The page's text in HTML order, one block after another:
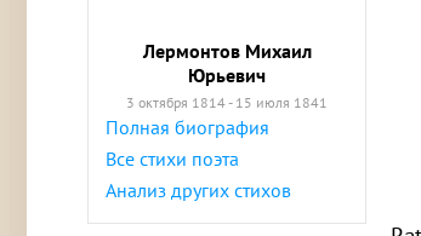
Лермонтов Михаил
Юрьевич
3 октября 1814 - 15 июля 1841
Полная биография
Все стихи поэта
Анализ других стихов